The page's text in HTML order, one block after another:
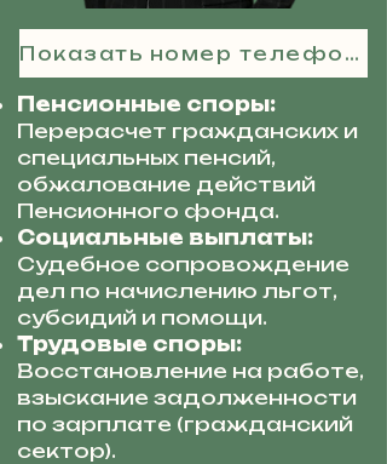
Показать номер телефона
Пенсионные споры:
Перерасчет гражданских и
специальных пенсий,
обжалование действий
Пенсионного фонда.
Социальные выплаты:
Судебное сопровождение
дел по начислению льгот,
субсидий и помощи.
Трудовые споры:
Восстановление на работе,
взыскание задолженности
по зарплате (гражданский
сектор).